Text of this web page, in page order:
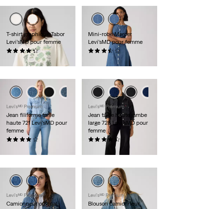
T-shirt graphique Tabor
Levi’sMD pour femme
(7)
35,00 $
Mini-robe Mercer
Levi’sMD pour femme
(11)
79,95 $
Levi'sᴹᴰ Premium
Jean filiforme taille
haute 721 Levi’sMD pour
femme
(143)
Levi'sᴹᴰ Premium
Jean taille haute jambe
large 728 Levi’sMD pour
femme
(243)
118,00 $
Levi'sᴹᴰ Premium
Camionneur original
Levi'sᴹᴰ Premium
Blouson camionneur